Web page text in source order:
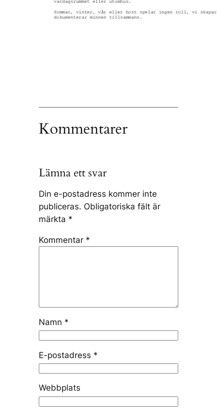
Kommentarer
Lämna ett svar
Din e-postadress kommer inte
publiceras. Obligatoriska fält är
märkta *
Kommentar *
Namn *
E-postadress *
Webbplats